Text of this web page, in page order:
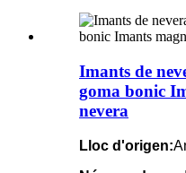
Imants de
goma bonic
nevera
Lloc d'origen: